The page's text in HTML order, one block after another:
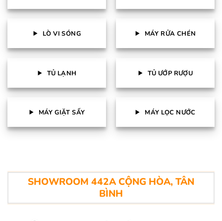
LÒ VI SÓNG MÁY RỬA CHÉN
TỦ LẠNH TỦ ƯỚP RƯỢU
MÁY GIẶT SẤY MÁY LỌC NƯỚC
SHOWROOM 442A CỘNG HÒA, TÂN
BÌNH